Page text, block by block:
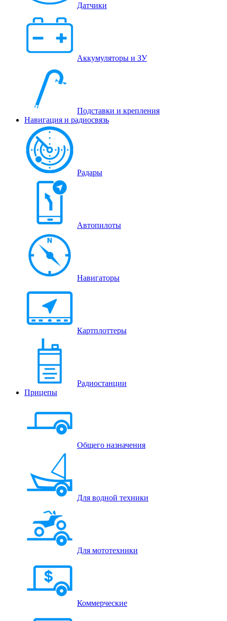
Датчики
Аккумуляторы и ЗУ
Подставки и крепления
Навигация и радиосвязь
Радары
Автопилоты
Навигаторы
Картплоттеры
Радиостанции
Прицепы
Общего назначения
Для водной техники
Для мототехники
Коммерческие